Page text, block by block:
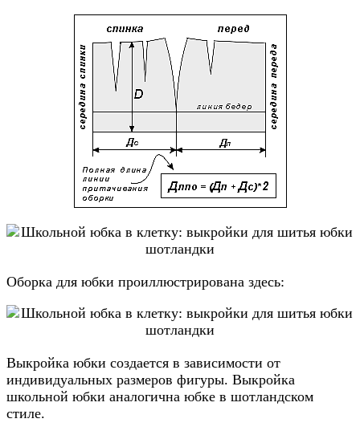
Оборка для юбки проиллюстрирована здесь:
Выкройка юбки создается в зависимости от
индивидуальных размеров фигуры. Выкройка
школьной юбки аналогична юбке в шотландском
стиле.